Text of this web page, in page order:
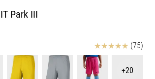
Park III
Κριτικές (75)
+20